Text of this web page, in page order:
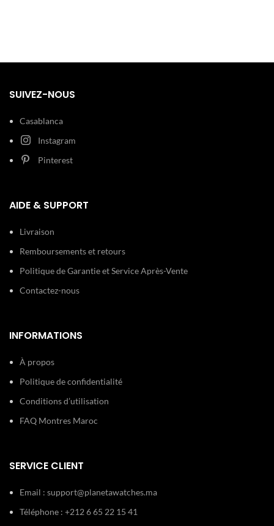
SUIVEZ-NOUS
Casablanca
Instagram
Pinterest
AIDE & SUPPORT
Livraison
Remboursements et retours
Politique de Garantie et Service Après-Vente
Contactez-nous
INFORMATIONS
À propos
Politique de confidentialité
Conditions d’utilisation
FAQ Montres Maroc
SERVICE CLIENT
Email : support@planetawatches.ma
Téléphone : +212 6 65 22 15 41